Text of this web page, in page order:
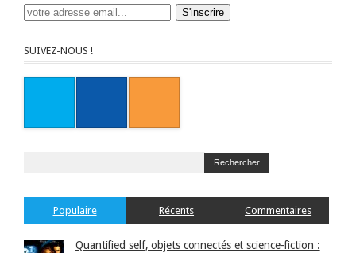
SUIVEZ-NOUS !
Populaire Récents Commentaires
Quantified self, objets connectés et science-fiction :